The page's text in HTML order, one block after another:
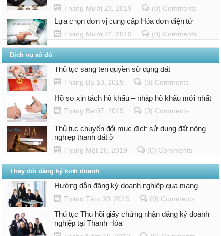
Tháng Mười 23, 2019 (0) Comments
Lựa chọn đơn vị cung cấp Hóa đơn điện tử
Tháng Mười 22, 2019 (0) Comments
Dịch vụ sổ đỏ
Thủ tục sang tên quyền sử dụng đất
Tháng Ba 10, 2019 (0) Comments
Hồ sơ xin tách hộ khẩu – nhập hộ khẩu mới nhất
Tháng Ba 07, 2019 (0) Comments
Thủ tục chuyển đổi mục đích sử dụng đất nông
nghiệp thành đất ở
Tháng Một 20, 2019 (0) Comments
Thay đổi đăng ký kinh doanh
Hướng dẫn đăng ký doanh nghiệp qua mạng
Tháng Tám 30, 2019 (0) Comments
Thủ tục Thu hồi giấy chứng nhận đăng ký doanh
nghiệp tại Thanh Hóa